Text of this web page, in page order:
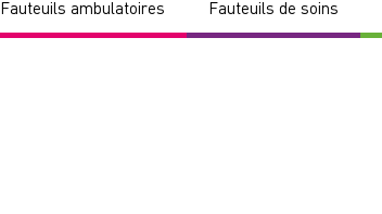
Fauteuils ambulatoires Fauteuils de soins